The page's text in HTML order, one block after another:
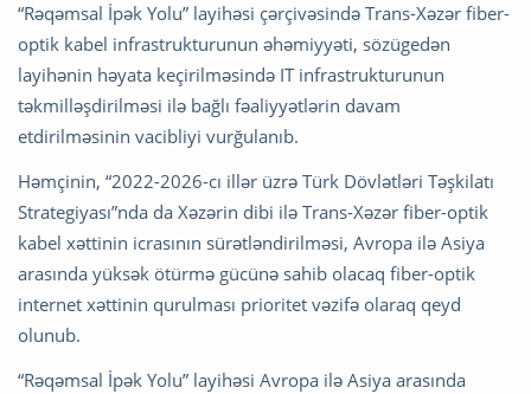
“Rəqəmsal İpək Yolu” layihəsi çərçivəsində Trans-Xəzər fiber-
optik kabel infrastrukturunun əhəmiyyəti, sözügedən
layihənin həyata keçirilməsində IT infrastrukturunun
təkmilləşdirilməsi ilə bağlı fəaliyyətlərin davam
etdirilməsinin vacibliyi vurğulanıb.
Həmçinin, “2022-2026-cı illər üzrə Türk Dövlətləri Təşkilatı
Strategiyası”nda da Xəzərin dibi ilə Trans-Xəzər fiber-optik
kabel xəttinin icrasının sürətləndirilməsi, Avropa ilə Asiya
arasında yüksək ötürmə gücünə sahib olacaq fiber-optik
internet xəttinin qurulması prioritet vəzifə olaraq qeyd
olunub.
“Rəqəmsal İpək Yolu” layihəsi Avropa ilə Asiya arasında